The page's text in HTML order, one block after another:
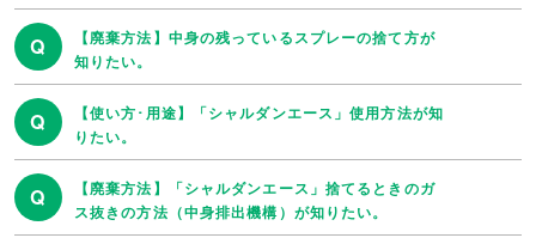
Q
【廃棄方法】中身の残っているスプレーの捨て方が
知りたい。
Q
【使い方･用途】「シャルダンエース」使用方法が知
りたい。
Q
【廃棄方法】「シャルダンエース」捨てるときのガ
ス抜きの方法（中身排出機構）が知りたい。